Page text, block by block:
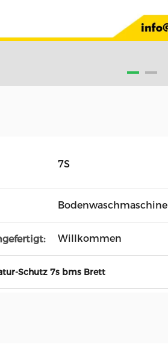
7S
Bodenwaschmaschine
Willkommen
Schutz 7s bms Brett